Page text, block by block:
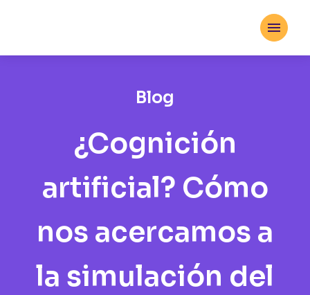

Blog
¿Cognición
artificial? Cómo
nos acercamos a
la simulación del